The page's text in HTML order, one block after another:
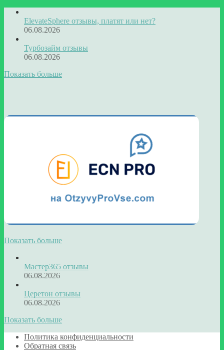
ElevateSphere отзывы, платят или нет?
06.08.2026
Турбозайм отзывы
06.08.2026
Показать больше
Показать больше
Мастер365 отзывы
06.08.2026
Церетон отзывы
06.08.2026
Показать больше
Политика конфиденциальности
Обратная связь